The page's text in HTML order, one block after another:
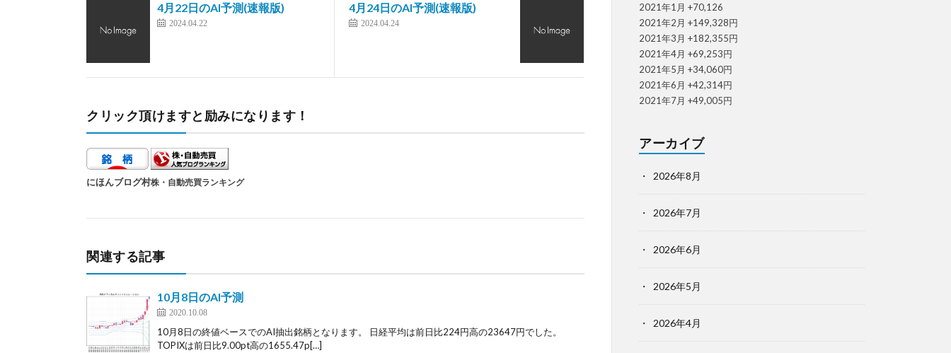
4月22日のAI予測(速報版)
2024.04.22
4月24日のAI予測(速報版)
2024.04.24
クリック頂けますと励みになります！
にほんブログ村株・自動売買ランキング
関連する記事
10月8日のAI予測
2020.10.08
10月8日の終値ベースでのAI抽出銘柄となります。 日経平均は前日比224円高の23647円でした。
TOPIXは前日比9.00pt高の1655.47p[…]
2021年1月 +70,126
2021年2月 +149,328円
2021年3月 +182,355円
2021年4月 +69,253円
2021年5月 +34,060円
2021年6月 +42,314円
2021年7月 +49,005円
アーカイブ
2026年8月
2026年7月
2026年6月
2026年5月
2026年4月